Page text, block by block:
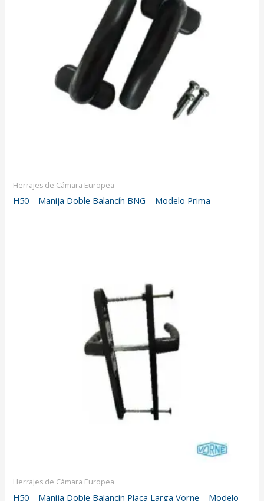
Herrajes de Cámara Europea
H50 – Manija Doble Balancín BNG – Modelo Prima
Herrajes de Cámara Europea
H50 – Manija Doble Balancín Placa Larga Vorne – Modelo